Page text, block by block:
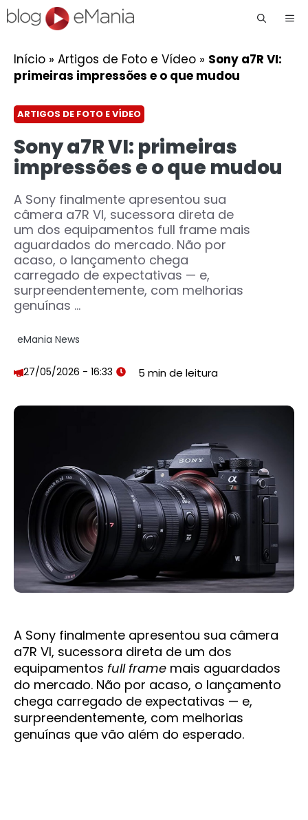
Início » Artigos de Foto e Vídeo » Sony a7R VI:
primeiras impressões e o que mudou
ARTIGOS DE FOTO E VÍDEO
Sony a7R VI: primeiras
impressões e o que mudou
A Sony finalmente apresentou sua
câmera a7R VI, sucessora direta de
um dos equipamentos full frame mais
aguardados do mercado. Não por
acaso, o lançamento chega
carregado de expectativas — e,
surpreendentemente, com melhorias
genuínas ...
eMania News
27/05/2026 - 16:33
A Sony finalmente apresentou sua câmera
a7R VI, sucessora direta de um dos
equipamentos full frame mais aguardados
do mercado. Não por acaso, o lançamento
chega carregado de expectativas — e,
surpreendentemente, com melhorias
genuínas que vão além do esperado.